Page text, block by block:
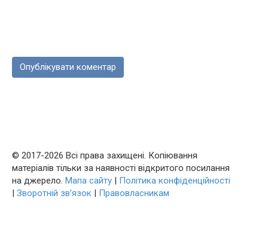
© 2017-2026 Всі права захищені. Копіювання
матеріалів тільки за наявності відкритого посилання
на джерело. Мапа сайту | Політика конфіденційності
| Зворотній зв’язок | Правовласникам